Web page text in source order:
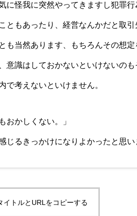
に怪我に突然やってきますし犯罪
ともあったり、経営なんかだと取引
も当然あります、もちろんその想定
意識はしておかないといけないのも
で考えないといけません。
おかしくない。」
るきっかけになりよかったと思い
イトルとURLをコピーする